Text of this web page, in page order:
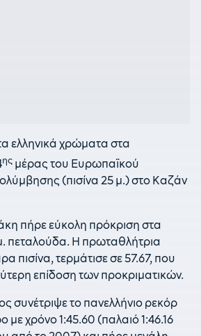
ελληνικά χρώματα στα
ης μέρας του Ευρωπαϊκού
(πισίνα 25 μ.) στο Καζάν
πήρε εύκολη πρόκριση στα
πεταλούδα. Η πρωταθλήτρια
πισίνα, τερμάτισε σε 57.67, που
επίδοση των προκριματικών.
το πανελλήνιο ρεκόρ
με χρόνο 1:45.60 (παλαιό 1:46.16